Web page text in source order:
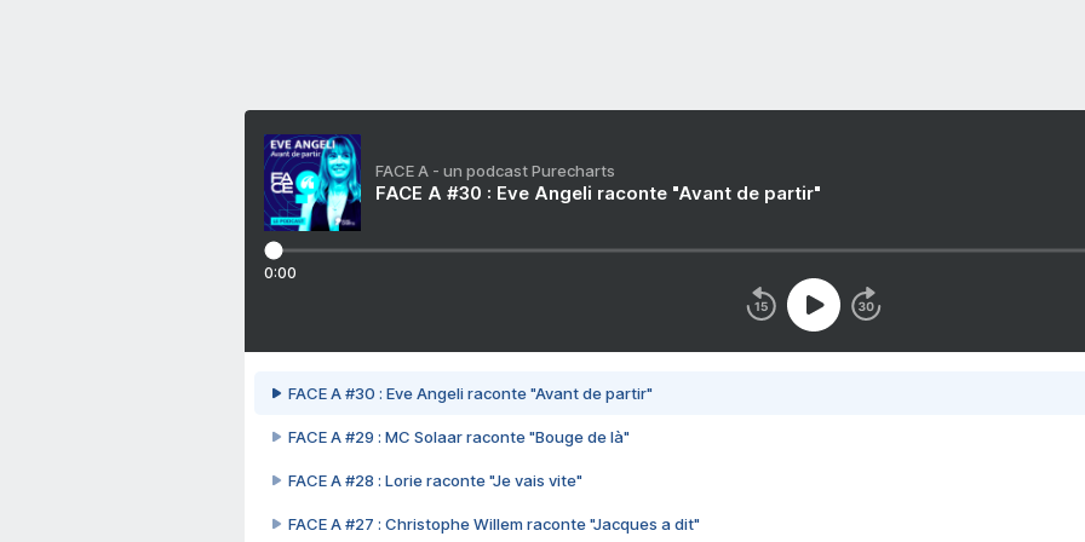
FACE A - un podcast Purecharts
FACE A #30 : Eve Angeli raconte "Avant de partir"
0:00
FACE A #30 : Eve Angeli raconte "Avant de partir"
FACE A #29 : MC Solaar raconte "Bouge de là"
FACE A #28 : Lorie raconte "Je vais vite"
FACE A #27 : Christophe Willem raconte "Jacques a dit"